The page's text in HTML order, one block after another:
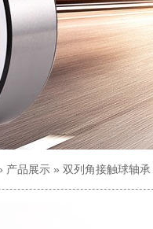
产品展示» 双列角接触球轴承